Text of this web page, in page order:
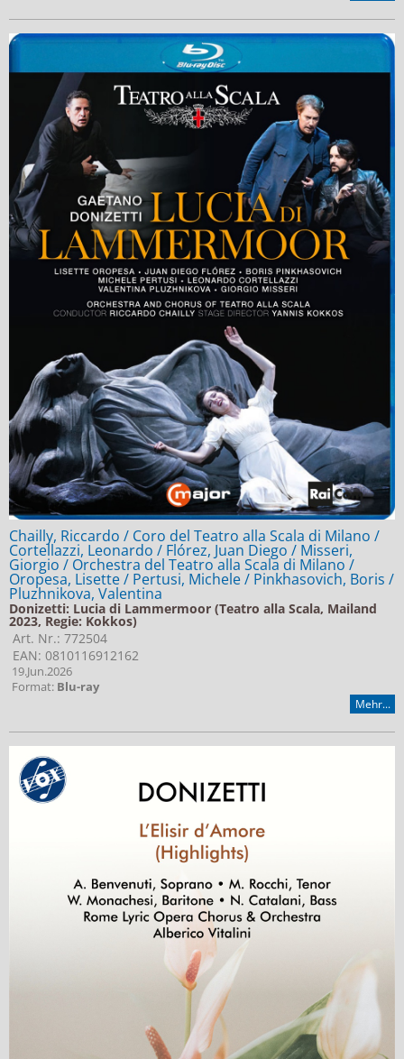
Chailly, Riccardo / Coro del Teatro alla Scala di Milano /
Cortellazzi, Leonardo / Flórez, Juan Diego / Misseri,
Giorgio / Orchestra del Teatro alla Scala di Milano /
Oropesa, Lisette / Pertusi, Michele / Pinkhasovich, Boris /
Pluzhnikova, Valentina
Donizetti: Lucia di Lammermoor (Teatro alla Scala, Mailand
2023, Regie: Kokkos)
Art. Nr.: 772504
EAN: 0810116912162
19.Jun.2026
Format: Blu-ray
Mehr...